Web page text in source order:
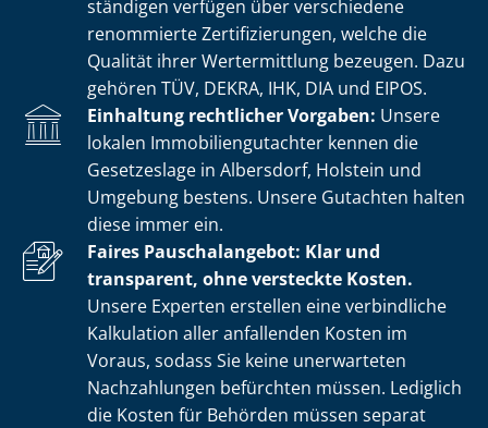
stän­di­gen verfügen über verschiedene
renommierte Zer­ti­fi­zie­run­gen, welche die
Qualität ihrer Wertermittlung bezeugen. Dazu
gehören TÜV, DEKRA, IHK, DIA und EIPOS.
Einhaltung rechtlicher Vorgaben: Unsere
lokalen Im­mo­bi­li­en­gut­ach­ter kennen die
Gesetzeslage in Albersdorf, Holstein und
Umgebung bestens. Unsere Gutachten halten
diese immer ein.
Faires Pauschalangebot: Klar und
transparent, ohne versteckte Kosten.
Unsere Experten erstellen eine verbindliche
Kalkulation aller anfallenden Kosten im
Voraus, sodass Sie keine unerwarteten
Nachzahlungen befürchten müssen. Lediglich
die Kosten für Behörden müssen separat